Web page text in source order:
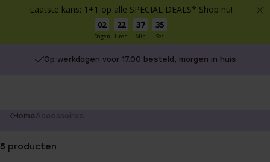
Laatste kans: 1+1 op alle SPECIAL DEALS* Shop nu!
02
Dagen
22
Uren
37
Min
34
Sec
Op werkdagen voor 17.00 besteld, morgen in huis
You
here:
HomeAccessoires
5 producten